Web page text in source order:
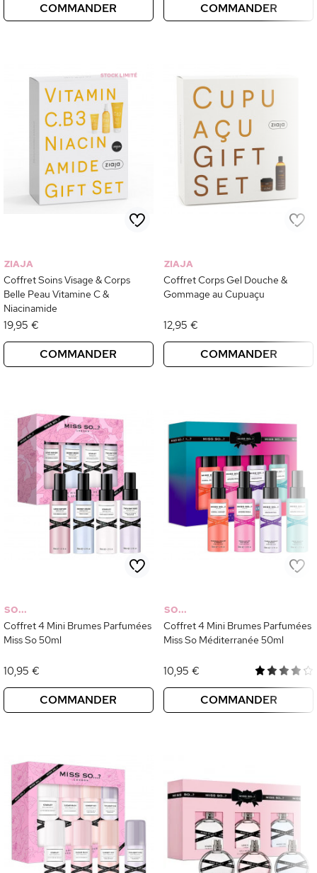
COMMANDER COMMANDER
ZIAJA
Coffret Soins Visage & Corps
Belle Peau Vitamine C &
Niacinamide
19,95 €
COMMANDER
ZIAJA
Coffret Corps Gel Douche &
Gommage au Cupuaçu
12,95 €
COMMANDER
SO...
Coffret 4 Mini Brumes Parfumées
Miss So 50ml
10,95 €
COMMANDER
SO...
Coffret 4 Mini Brumes Parfumées
Miss So Méditerranée 50ml
10,95 €
COMMANDER